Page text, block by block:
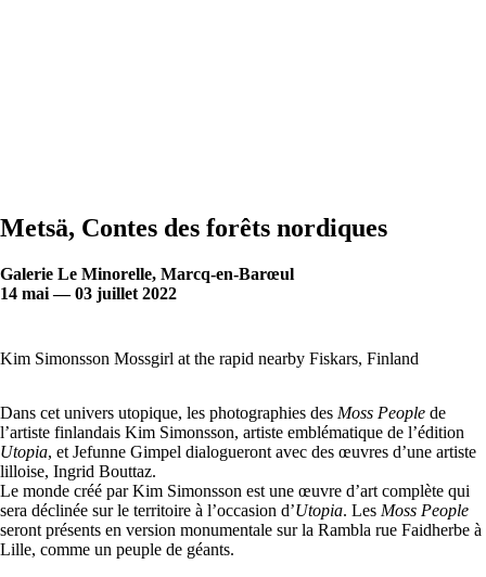
Metsä, Contes des forêts nordiques
Galerie Le Minorelle, Marcq-en-Barœul
14 mai — 03 juillet 2022
Kim Simonsson Mossgirl at the rapid nearby Fiskars, Finland
Dans cet univers utopique, les photographies des Moss People de
l’artiste finlandais Kim Simonsson, artiste emblématique de l’édition
Utopia, et Jefunne Gimpel dialogueront avec des œuvres d’une artiste
lilloise, Ingrid Bouttaz.
Le monde créé par Kim Simonsson est une œuvre d’art complète qui
sera déclinée sur le territoire à l’occasion d’Utopia. Les Moss People
seront présents en version monumentale sur la Rambla rue Faidherbe à
Lille, comme un peuple de géants.